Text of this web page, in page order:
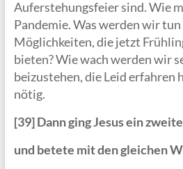
Auferstehungsfeier sind. Wie
Pandemie. Was werden wir
Möglichkeiten, die jetzt
bieten? Wie wach werden wir
beizustehen, die Leid erfahren
nötig.
[39] Dann ging Jesus ein
und betete mit den gleichen